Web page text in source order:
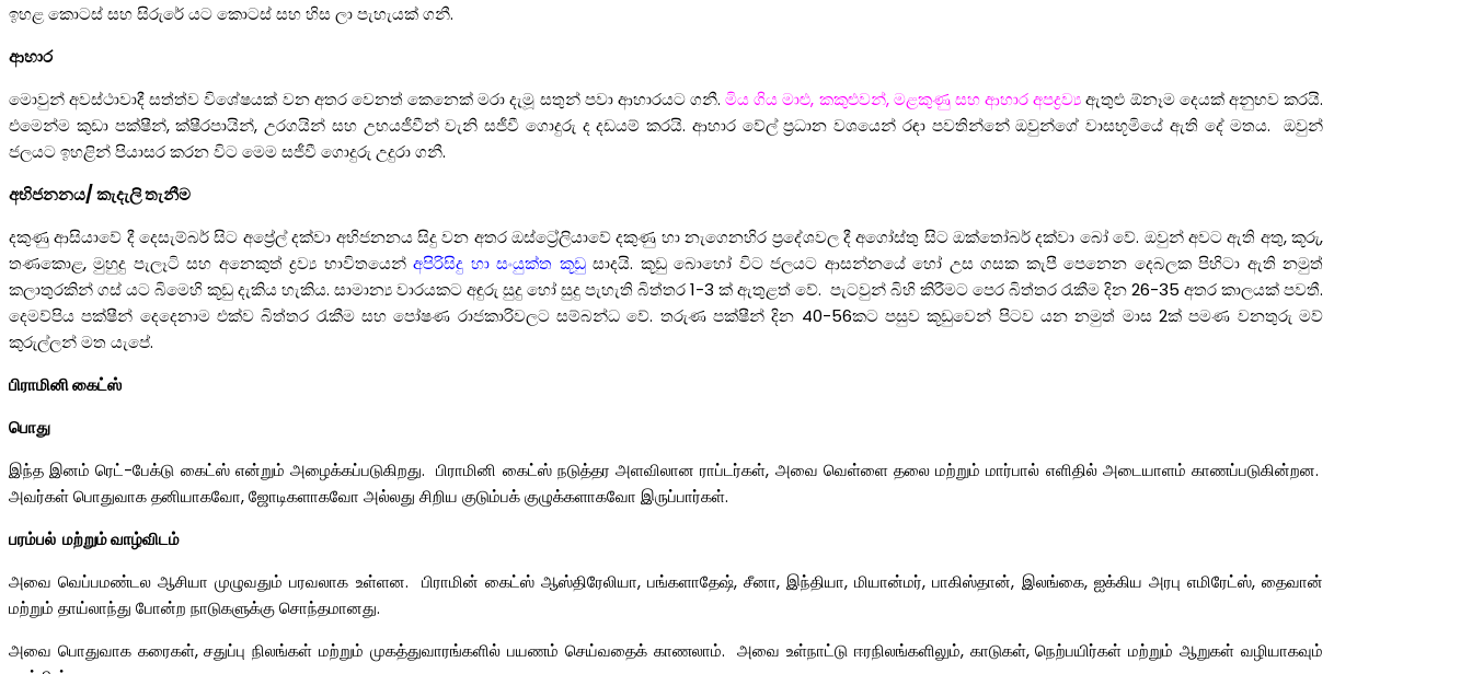
ඉහළ කොටස් සහ සිරුරේ යට කොටස් සහ හිස ලා පැහැයක් ගනී.
ආහාර
මොවුන් අවස්ථාවාදී සත්ත්ව විශේෂයක් වන අතර වෙනත් කෙනෙක් මරා දැමූ සතුන් පවා ආහාරයට ගනී.මිය ගිය මාළු, කකුළුවන්, මළකුණු සහ ආහාර අපද්‍රව්‍යඇතුළු ඕනෑම දෙයක් අනුභව කරයි.
එමෙන්ම කුඩා පක්ෂීන්, ක්ෂීරපායින්, උරගයින් සහ උභයජීවීන් වැනි සජීවී ගොදුරු ද දඩයම් කරයි. ආහාර වේල් ප්‍රධාන වශයෙන් රඳා පවතින්නේ ඔවුන්ගේ වාසභූමියේ ඇති දේ මතය. ඔවුන්
ජලයට ඉහළින් පියාසර කරන විට මෙම සජීවී ගොදුරු උදුරා ගනී.
අභිජනනය/ කැදැලි තැනීම
දකුණු ආසියාවේ දී දෙසැම්බර් සිට අප්‍රේල් දක්වා අභිජනනය සිදු වන අතර ඔස්ට්‍රේලියාවේ දකුණු හා නැගෙනහිර ප්‍රදේශවල දී අගෝස්තු සිට ඔක්තෝබර් දක්වා බෝ වේ. ඔවුන් අවට ඇති අතු, කූරු,
තණකොළ, මුහුදු පැලෑටි සහ අනෙකුත් ද්‍රව්‍ය භාවිතයෙන්අපිරිසිදු හා සංයුක්ත කූඩුසාදයි. කූඩු බොහෝ විට ජලයට ආසන්නයේ හෝ උස ගසක කැපී පෙනෙන දෙබලක පිහිටා ඇති නමුත්
කලාතුරකින් ගස් යට බිමෙහි කූඩු දැකිය හැකිය. සාමාන්‍ය වාරයකට අඳුරු සුදු හෝ සුදු පැහැති බිත්තර 1-3 ක් ඇතුළත් වේ. පැටවුන් බිහි කිරීමට පෙර බිත්තර රැකීම දින 26-35 අතර කාලයක් පවතී.
දෙමව්පිය පක්ෂීන් දෙදෙනාම එක්ව බිත්තර රැකීම සහ පෝෂණ රාජකාරිවලට සම්බන්ධ වේ. තරුණ පක්ෂීන් දින 40-56කට පසුව කූඩුවෙන් පිටව යන නමුත් මාස 2ක් පමණ වනතුරු මව්
කුරුල්ලන් මත යැපේ.
பிராமினி கைட்ஸ்
பொது
இந்த இனம் ரெட்-பேக்டு கைட்ஸ் என்றும் அழைக்கப்படுகிறது. பிராமினி கைட்ஸ் நடுத்தர அளவிலான ராப்டர்கள், அவை வெள்ளை தலை மற்றும் மார்பால் எளிதில் அடையாளம் காணப்படுகின்றன.
அவர்கள் பொதுவாக தனியாகவோ, ஜோடிகளாகவோ அல்லது சிறிய குடும்பக் குழுக்களாகவோ இருப்பார்கள்.
பரம்பல் மற்றும் வாழ்விடம்
அவை வெப்பமண்டல ஆசியா முழுவதும் பரவலாக உள்ளன. பிராமின் கைட்ஸ் ஆஸ்திரேலியா, பங்களாதேஷ், சீனா, இந்தியா, மியான்மர், பாகிஸ்தான், இலங்கை, ஐக்கிய அரபு எமிரேட்ஸ், தைவான்
மற்றும் தாய்லாந்து போன்ற நாடுகளுக்கு சொந்தமானது.
அவை பொதுவாக கரைகள், சதுப்பு நிலங்கள் மற்றும் முகத்துவாரங்களில் பயணம் செய்வதைக் காணலாம். அவை உள்நாட்டு ஈரநிலங்களிலும், காடுகள், நெற்பயிர்கள் மற்றும் ஆறுகள் வழியாகவும்